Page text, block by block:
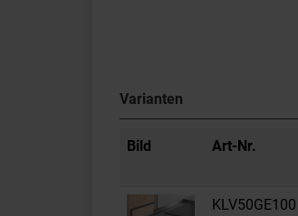
Varianten
Bild Art-Nr.
KLV50GE100